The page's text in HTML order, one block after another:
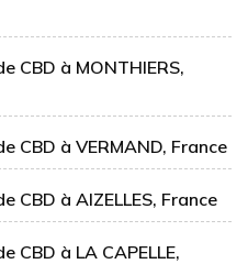
CBD à MONTHIERS,
CBD à VERMAND, France
CBD à AIZELLES, France
CBD à LA CAPELLE,